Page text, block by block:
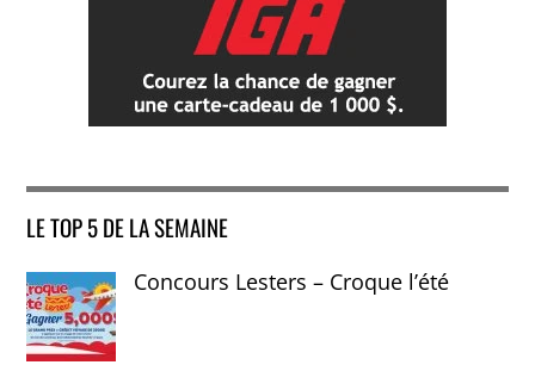
LE TOP 5 DE LA SEMAINE
Concours Lesters – Croque l’été